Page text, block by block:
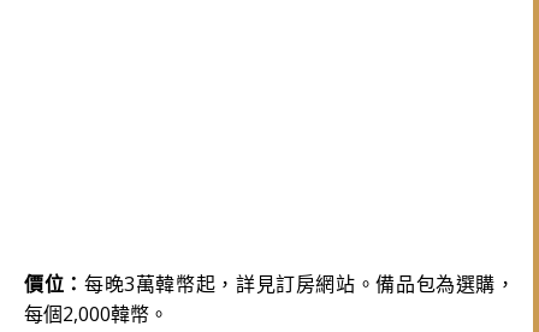
價位： 每晚3萬韓幣起，詳見訂房網站。備品包為選購，
每個2,000韓幣。